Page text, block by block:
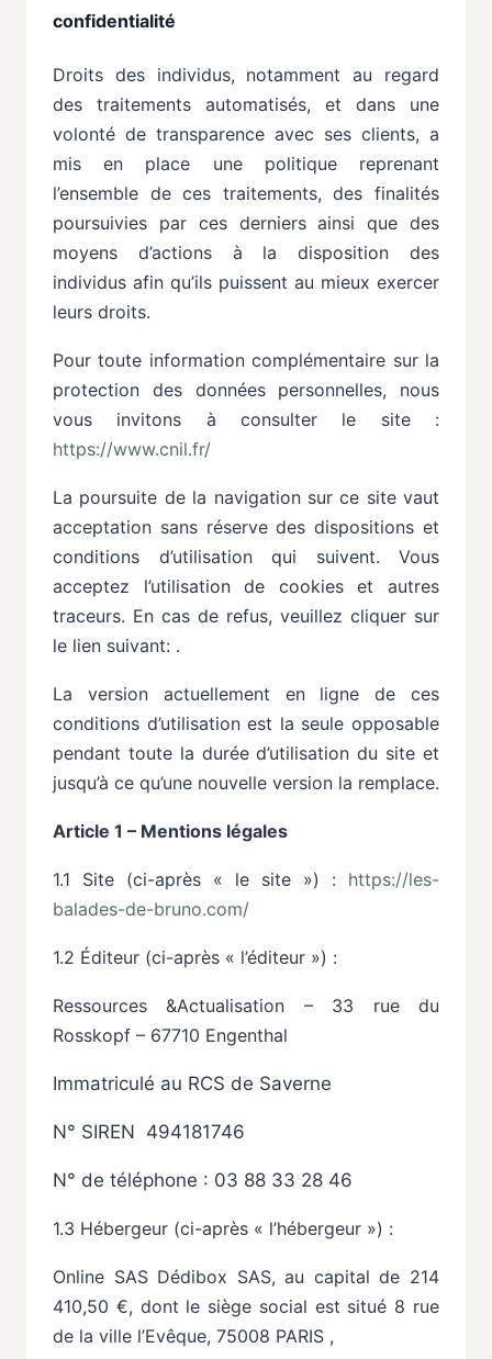
confidentialité
Droits des individus, notamment au regard
des traitements automatisés, et dans une
volonté de transparence avec ses clients, a
mis en place une politique reprenant
l’ensemble de ces traitements, des finalités
poursuivies par ces derniers ainsi que des
moyens d’actions à la disposition des
individus afin qu’ils puissent au mieux exercer
leurs droits.
Pour toute information complémentaire sur la
protection des données personnelles,
nous
vous invitons
à consulter le site
:
https://www.cnil.fr/
La poursuite de la navigation sur ce site vaut
acceptation sans réserve des dispositions et
conditions d’utilisation qui suivent. Vous
acceptez l’utilisation de cookies et autres
traceurs. En cas de refus, veuillez cliquer sur
le lien suivant: .
La version actuellement en ligne de
ces
conditions d’utilisation est la seule opposable
pendant toute la durée d’utilisation du site et
jusqu’à ce qu’une nouvelle version la remplace.
Article 1 – Mentions légales
1.1 Site (ci-après « le site ») : https://les-
balades-de-bruno.com/
1.2 Éditeur (ci-après « l’éditeur ») :
Ressources &Actualisation – 33 rue du
Rosskopf – 67710 Engenthal
Immatriculé au RCS de Saverne
N° SIREN 494181746
N° de téléphone : 03 88 33 28 46
1.3 Hébergeur (ci-après « l’hébergeur ») :
Online SAS Dédibox SAS, au capital de 214
410,50 €, dont le siège social est situé 8 rue
de la ville l’Evêque, 75008 PARIS ,